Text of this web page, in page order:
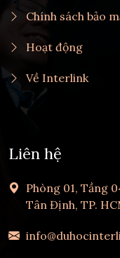
Chính sách bảo
Hoạt động
Về Interlink
Liên hệ
Phòng 01, Tầng
Tân Định, TP.